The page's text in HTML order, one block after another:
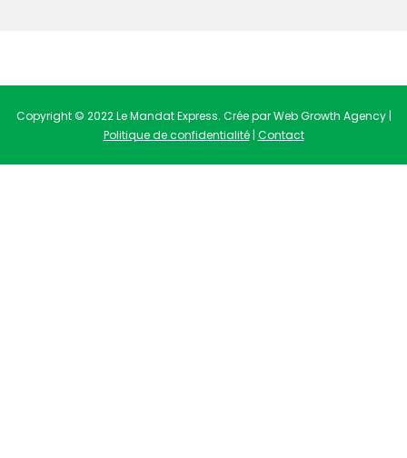
Copyright © 2022 Le Mandat Express. Crée par Web Growth Agency |
Politique de confidentialité| Contact